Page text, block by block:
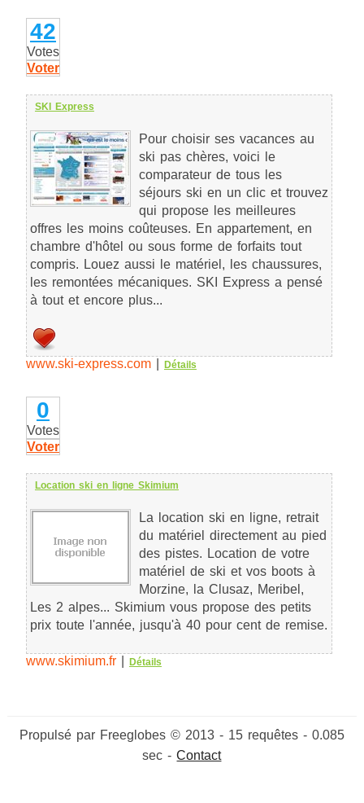
42
Votes
Voter
SKI Express
Pour choisir ses vacances au
ski pas chères, voici le
comparateur de tous les
séjours ski en un clic et trouvez
qui propose les meilleures
offres les moins coûteuses. En appartement, en
chambre d'hôtel ou sous forme de forfaits tout
compris. Louez aussi le matériel, les chaussures,
les remontées mécaniques. SKI Express a pensé
à tout et encore plus...
www.ski-express.com| Détails
0
Votes
Voter
Location ski en ligne Skimium
La location ski en ligne, retrait
du matériel directement au pied
des pistes. Location de votre
matériel de ski et vos boots à
Morzine, la Clusaz, Meribel,
Les 2 alpes... Skimium vous propose des petits
prix toute l'année, jusqu'à 40 pour cent de remise.
www.skimium.fr| Détails
Propulsé par Freeglobes © 2013 - 15 requêtes - 0.085
sec -Contact